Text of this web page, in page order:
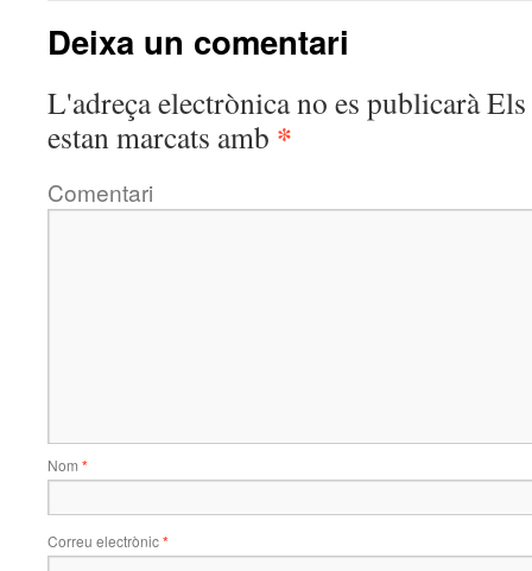
Deixa un comentari
L'adreça electrònica no es publicaràEls
estan marcats amb *
Comentari
Nom *
Correu electrònic*